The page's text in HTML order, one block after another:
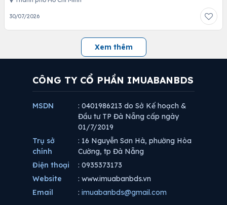
30/07/2026
Xem thêm
CÔNG TY CỔ PHẦN IMUABANBDS
MSDN
: 0401986213 do Sở Kế hoạch &
Đầu tư TP Đà Nẵng cấp ngày
01/7/2019
Trụ sở
chính
: 16 Nguyễn Sơn Hà, phường Hòa
Cường, tp Đà Nẵng
Điện thoại
: 0935373173
Website
: www.imuabanbds.vn
Email
: imuabanbds@gmail.com